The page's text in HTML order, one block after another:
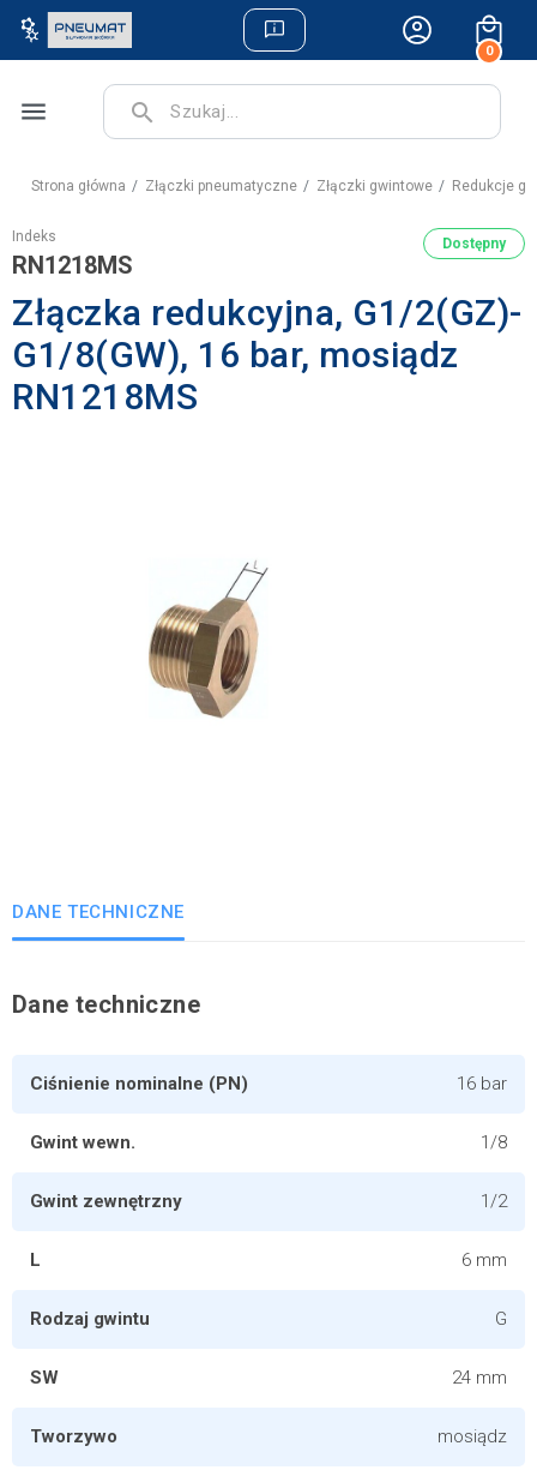
0
menu search
Strona główna Złączki pneumatyczne Złączki gwintowe Redukcje
Indeks
RN1218MS
Dostępny
Złączka redukcyjna, G1/2(GZ)-
G1/8(GW), 16 bar, mosiądz
RN1218MS
DANE TECHNICZNE
Dane techniczne
Ciśnienie nominalne (PN) 16 bar
Gwint wewn. 1/8
Gwint zewnętrzny 1/2
L 6 mm
Rodzaj gwintu G
SW 24 mm
Tworzywo mosiądz